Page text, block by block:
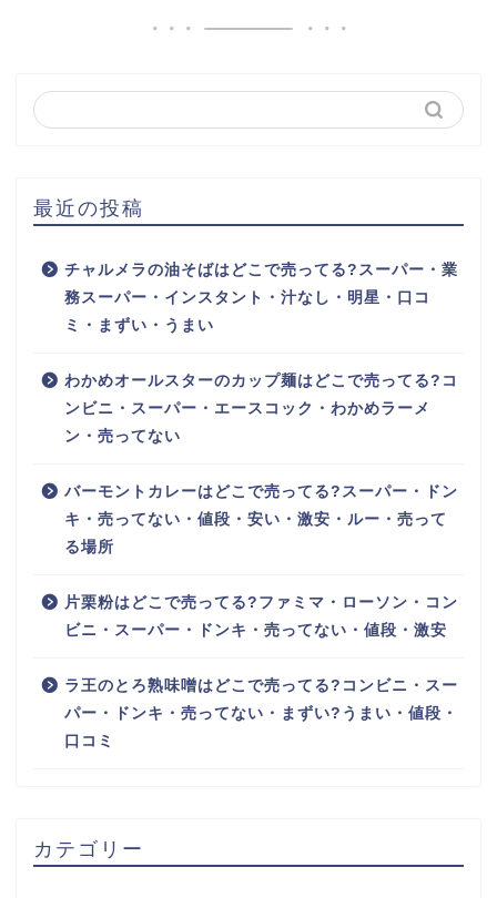
最近の投稿
チャルメラの油そばはどこで売ってる?スーパー・業
務スーパー・インスタント・汁なし・明星・口コ
ミ・まずい・うまい
わかめオールスターのカップ麺はどこで売ってる?コ
ンビニ・スーパー・エースコック・わかめラーメ
ン・売ってない
バーモントカレーはどこで売ってる?スーパー・ドン
キ・売ってない・値段・安い・激安・ルー・売って
る場所
片栗粉はどこで売ってる?ファミマ・ローソン・コン
ビニ・スーパー・ドンキ・売ってない・値段・激安
ラ王のとろ熟味噌はどこで売ってる?コンビニ・スー
パー・ドンキ・売ってない・まずい?うまい・値段・
口コミ
カテゴリー